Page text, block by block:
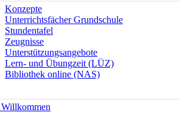
Konzepte
Unterrichtsfächer Grundschule
Stundentafel
Zeugnisse
Unterstützungsangebote
Lern- und Übungzeit (LÜZ)
Bibliothek online (NAS)